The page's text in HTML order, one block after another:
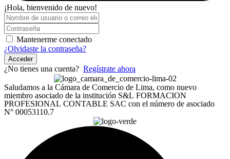
¡Hola, bienvenido de nuevo!
Mantenerme conectado
¿Olvidaste la contraseña?
Acceder
¿No tienes una cuenta? Regístrate ahora
Saludamos a la Cámara de Comercio de Lima, como nuevo
miembro asociado de la institución S&L FORMACION
PROFESIONAL CONTABLE SAC con el número de asociado
N° 00053110.7